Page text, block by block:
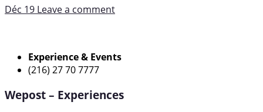
Déc 19 Leave a comment
Experience & Events
(216) 27 70 7777
Wepost – Experiences